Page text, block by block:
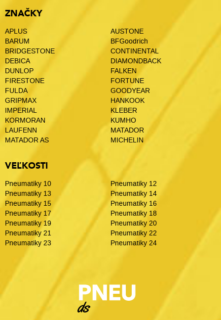
ZNAČKY
APLUS
AUSTONE
BARUM
BFGoodrich
BRIDGESTONE
CONTINENTAL
DEBICA
DIAMONDBACK
DUNLOP
FALKEN
FIRESTONE
FORTUNE
FULDA
GOODYEAR
GRIPMAX
HANKOOK
IMPERIAL
KLEBER
KORMORAN
KUMHO
LAUFENN
MATADOR
MATADOR AS
MICHELIN
VEĽKOSTI
Pneumatiky 10
Pneumatiky 12
Pneumatiky 13
Pneumatiky 14
Pneumatiky 15
Pneumatiky 16
Pneumatiky 17
Pneumatiky 18
Pneumatiky 19
Pneumatiky 20
Pneumatiky 21
Pneumatiky 22
Pneumatiky 23
Pneumatiky 24